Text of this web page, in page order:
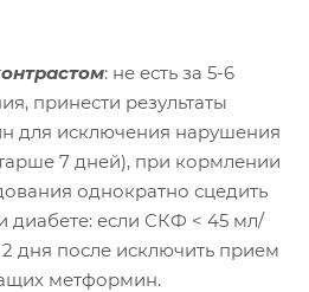
: не есть за 5-6
принести результаты
для исключения нарушения
7 дней), при кормлении
однократно сцедить
диабете: если СКФ < 45 мл/
дня после исключить прием
метформин.